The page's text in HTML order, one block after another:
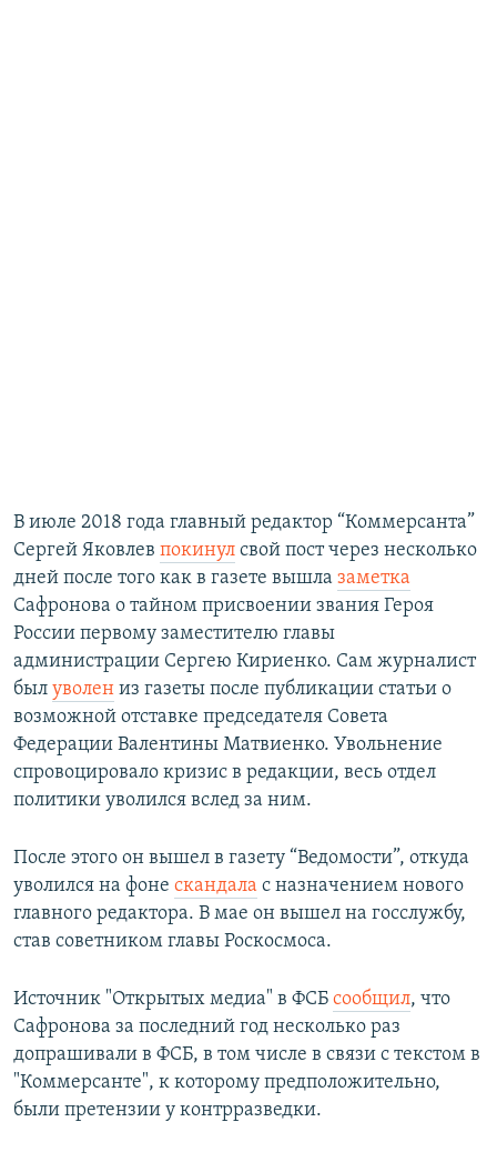
В июле 2018 года главный редактор “Коммерсанта”
Сергей Яковлев покинул свой пост через несколько
дней после того как в газете вышла заметка
Сафронова о тайном присвоении звания Героя
России первому заместителю главы
администрации Сергею Кириенко. Сам журналист
был уволен из газеты после публикации статьи о
возможной отставке председателя Совета
Федерации Валентины Матвиенко. Увольнение
спровоцировало кризис в редакции, весь отдел
политики уволился вслед за ним.
После этого он вышел в газету “Ведомости”, откуда
уволился на фоне скандала с назначением нового
главного редактора. В мае он вышел на госслужбу,
став советником главы Роскосмоса.
Источник "Открытых медиа" в ФСБ сообщил, что
Сафронова за последний год несколько раз
допрашивали в ФСБ, в том числе в связи с текстом в
"Коммерсанте", к которому предположительно,
были претензии у контрразведки.